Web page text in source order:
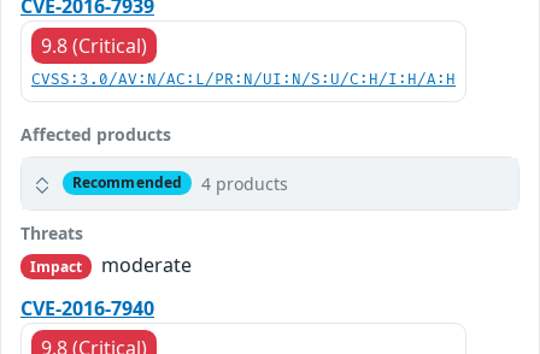
CVE-2016-7939
9.8 (Critical)
CVSS:3.0/AV:N/AC:L/PR:N/UI:N/S:U/C:H/I:H/A:H
Affected products
Recommended 4 products
Threats
Impact
moderate
CVE-2016-7940
9.8 (Critical)